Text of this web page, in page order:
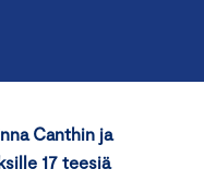
Canthin ja
17 teesiä